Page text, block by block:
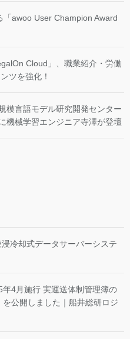
「awoo User Champion Award
Cloud」、職業紹介・労働
ツを強化！
模言語モデル研究開発センター
機械学習エンジニア寺澤が登壇
冷却式データサーバーシステ
年4月施行 実運送体制管理簿の
公開しました｜船井総研ロジ